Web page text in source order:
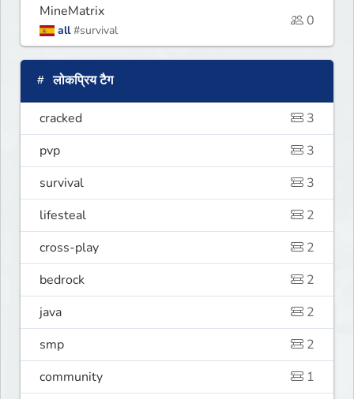
MineMatrix
all #survival
0
लोकप्रिय टैग
cracked
3
pvp
3
survival
3
lifesteal
2
cross-play
2
bedrock
2
java
2
smp
2
community
1